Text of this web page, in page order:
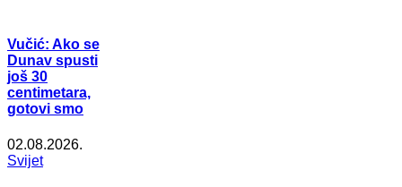
Vučić: Ako se
Dunav spusti
još 30
centimetara,
gotovi smo
02.08.2026.
Svijet